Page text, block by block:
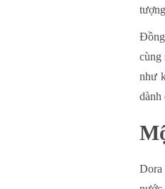
Đồng
cùng
như
dành
Dora